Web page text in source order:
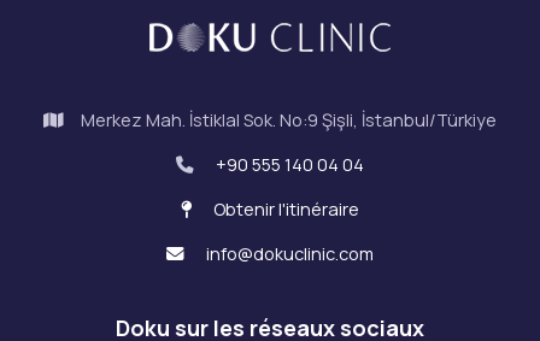
Merkez Mah. İstiklal Sok. No:9 Şişli, İstanbul/Türkiye
+90 555 140 04 04
Obtenir l'itinéraire
info@dokuclinic.com
Doku sur les réseaux sociaux